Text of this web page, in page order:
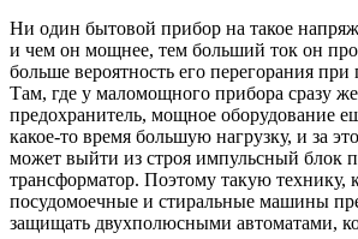
Ни один бытовой прибор на такое
и чем он мощнее, тем больший ток он
больше вероятность его перегорания
Там, где у маломощного прибора сразу
предохранитель, мощное оборудование
какое-то время большую нагрузку, и за
может выйти из строя импульсный блок
трансформатор. Поэтому такую технику,
посудомоечные и стиральные машины
защищать двухполюсными автоматами,